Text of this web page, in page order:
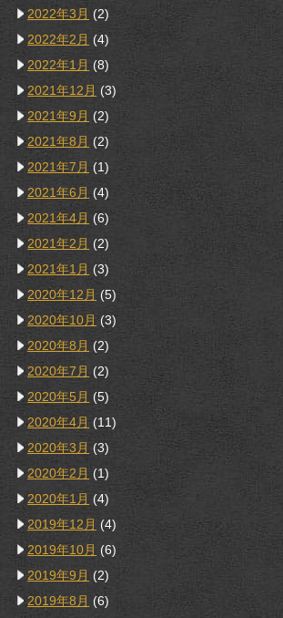
2022年3月 (2)
2022年2月 (4)
2022年1月 (8)
2021年12月 (3)
2021年9月 (2)
2021年8月 (2)
2021年7月 (1)
2021年6月 (4)
2021年4月 (6)
2021年2月 (2)
2021年1月 (3)
2020年12月 (5)
2020年10月 (3)
2020年8月 (2)
2020年7月 (2)
2020年5月 (5)
2020年4月 (11)
2020年3月 (3)
2020年2月 (1)
2020年1月 (4)
2019年12月 (4)
2019年10月 (6)
2019年9月 (2)
2019年8月 (6)